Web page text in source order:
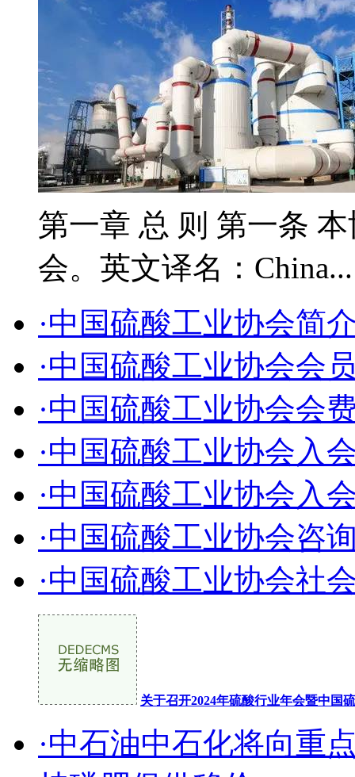
第一章 总 则 第一条
会。英文译名：
·中国硫酸工业协会简
·中国硫酸工业协会会
·中国硫酸工业协会会
·中国硫酸工业协会入
·中国硫酸工业协会入
·中国硫酸工业协会咨
·中国硫酸工业协会社
关于召开2024年硫酸行业年会暨中国
·中石油中石化将向重